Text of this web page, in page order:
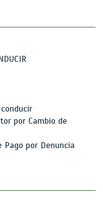
por Cambio de
Pago por Denuncia